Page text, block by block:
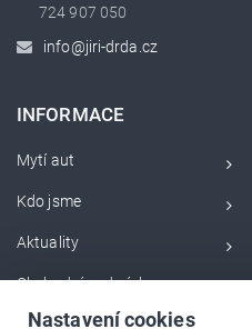
724 907 050
info@jiri-drda.cz
INFORMACE
Mytí aut
Kdo jsme
Aktuality
Obchodní podmínky
Servisní videa
Nastavení cookies